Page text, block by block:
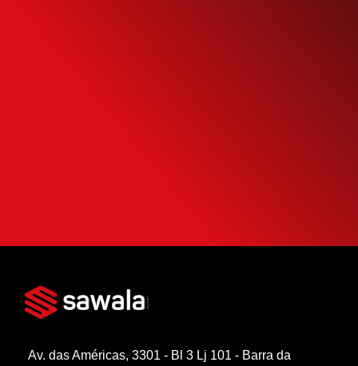
Av. das Américas, 3301 - Bl 3 Lj 101 - Barra da